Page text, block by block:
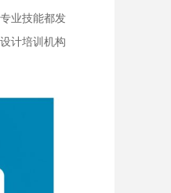
业技能都发
计培训机构